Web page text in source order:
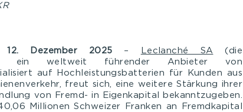
12. Dezember 2025 – Leclanché SA (die
ein weltweit führender Anbieter von
auf Hochleistungsbatterien für Kunden aus
freut sich, eine weitere Stärkung ihrer
von Fremd- in Eigenkapital bekanntzugeben.
Millionen Schweizer Franken an Fremdkapital